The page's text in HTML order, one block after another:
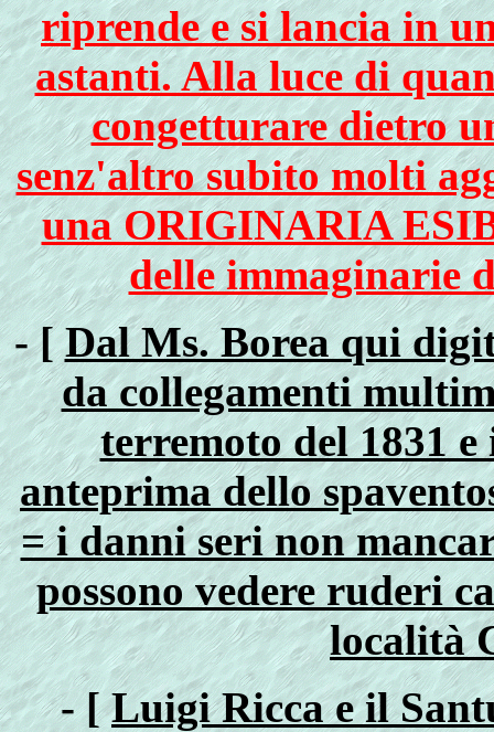
riprende e si lancia in
astanti. Alla luce di
congetturare dietro
senz'altro subito molti
una ORIGINARIA
delle immaginarie
- [Dal Ms. Borea qui
da collegamenti
terremoto del 1831
anteprima dello
= i danni seri non
possono vedere ruderi
località
- [Luigi Ricca e il